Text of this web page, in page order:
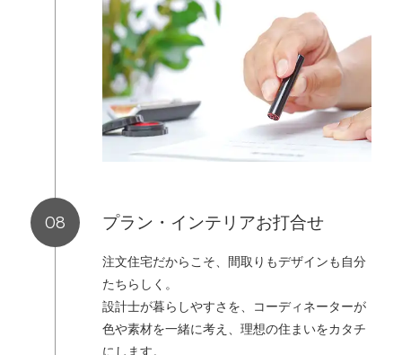
プラン・インテリアお打合せ
注文住宅だからこそ、間取りもデザインも自分
たちらしく。
設計士が暮らしやすさを、コーディネーターが
色や素材を一緒に考え、理想の住まいをカタチ
にします。